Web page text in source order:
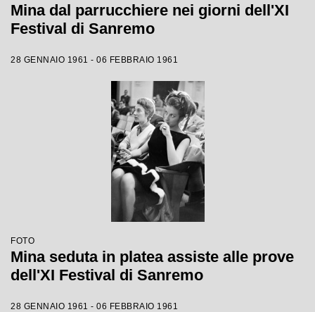
Mina dal parrucchiere nei giorni dell'XI
Festival di Sanremo
28 GENNAIO 1961 - 06 FEBBRAIO 1961
FOTO
Mina seduta in platea assiste alle prove
dell'XI Festival di Sanremo
28 GENNAIO 1961 - 06 FEBBRAIO 1961